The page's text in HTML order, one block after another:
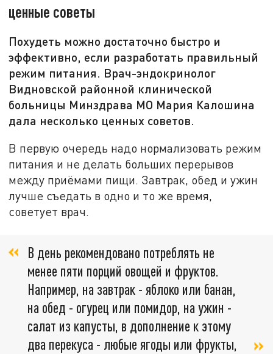
ценные советы
Похудеть можно достаточно быстро и
эффективно, если разработать правильный
режим питания. Врач-эндокринолог
Видновской районной клинической
больницы Минздрава МО Мария Калошина
дала несколько ценных советов.
В первую очередь надо нормализовать режим
питания и не делать больших перерывов
между приёмами пищи. Завтрак, обед и ужин
лучше съедать в одно и то же время,
советует врач.
В день рекомендовано потреблять не
менее пяти порций овощей и фруктов.
Например, на завтрак - яблоко или банан,
на обед - огурец или помидор, на ужин -
салат из капусты, в дополнение к этому
два перекуса - любые ягоды или фрукты,